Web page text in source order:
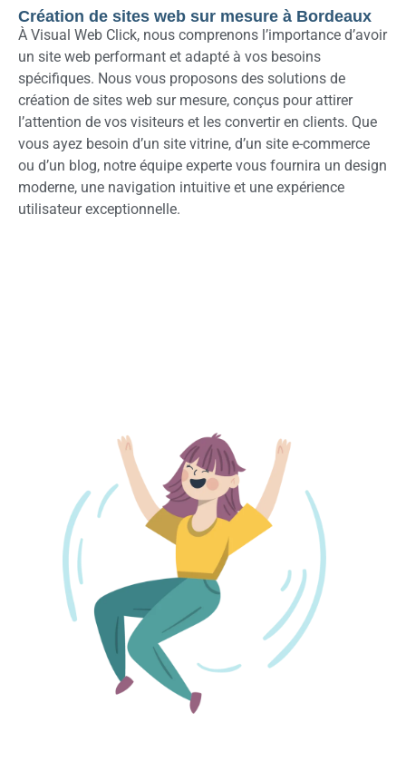
Création de sites web sur mesure à Bordeaux
À Visual Web Click, nous comprenons l’importance d’avoir
un site web performant et adapté à vos besoins
spécifiques. Nous vous proposons des solutions de
création de sites web sur mesure, conçus pour attirer
l’attention de vos visiteurs et les convertir en clients. Que
vous ayez besoin d’un site vitrine, d’un site e-commerce
ou d’un blog, notre équipe experte vous fournira un design
moderne, une navigation intuitive et une expérience
utilisateur exceptionnelle.